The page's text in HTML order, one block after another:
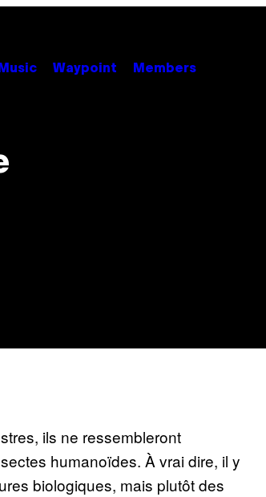
Music Waypoint Members
ils ne ressembleront
humanoïdes. À vrai dire, il y
biologiques, mais plutôt des